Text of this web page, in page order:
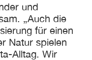
und
„Auch die
für einen
Natur spielen
Alltag. Wir